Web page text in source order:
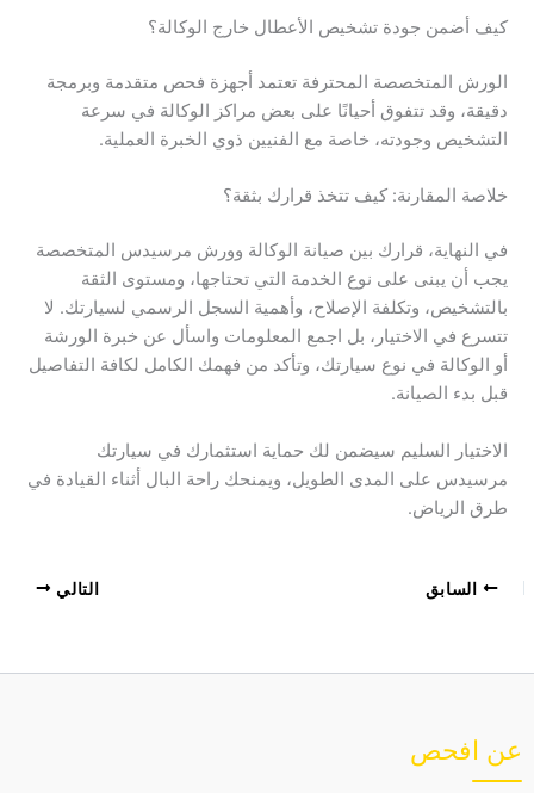
كيف أضمن جودة تشخيص الأعطال خارج الوكالة؟
الورش المتخصصة المحترفة تعتمد أجهزة فحص متقدمة وبرمجة
دقيقة، وقد تتفوق أحيانًا على بعض مراكز الوكالة في سرعة
التشخيص وجودته، خاصة مع الفنيين ذوي الخبرة العملية.
خلاصة المقارنة: كيف تتخذ قرارك بثقة؟
في النهاية، قرارك بين صيانة الوكالة وورش مرسيدس المتخصصة
يجب أن يبنى على نوع الخدمة التي تحتاجها، ومستوى الثقة
بالتشخيص، وتكلفة الإصلاح، وأهمية السجل الرسمي لسيارتك. لا
تتسرع في الاختيار، بل اجمع المعلومات واسأل عن خبرة الورشة
أو الوكالة في نوع سيارتك، وتأكد من فهمك الكامل لكافة التفاصيل
قبل بدء الصيانة.
الاختيار السليم سيضمن لك حماية استثمارك في سيارتك
مرسيدس على المدى الطويل، ويمنحك راحة البال أثناء القيادة في
طرق الرياض.
السابق التالي
عن افحص